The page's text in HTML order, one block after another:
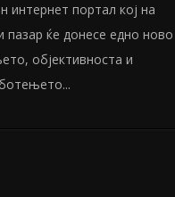
интернет портал кој на
пазар ќе донесе едно ново
објективноста и